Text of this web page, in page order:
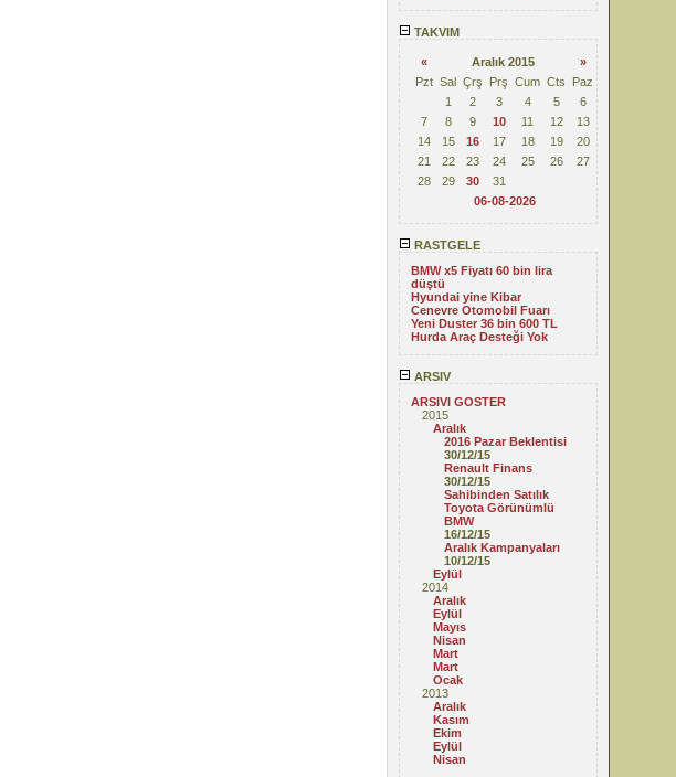
TAKVIM
« Aralık 2015
»
Pzt Sal Çrş Prş Cum Cts
Paz
1
2 3 4 5
6
7
8 9 10 11 12
13
14
15 16 17 18 19
20
21
22 23 24 25 26
27
28
29 30
31
06-08-2026
RASTGELE
BMW x5 Fiyatı 60 bin lira
düştü
Hyundai yine Kibar
Cenevre Otomobil Fuarı
Yeni Duster 36 bin 600 TL
Hurda Araç Desteği Yok
ARSIV
ARSIVI GOSTER
2015
Aralık
2016 Pazar Beklentisi
30/12/15
Renault Finans
30/12/15
Sahibinden Satılık
Toyota Görünümlü
BMW
16/12/15
Aralık Kampanyaları
10/12/15
Eylül
2014
Aralık
Eylül
Mayıs
Nisan
Mart
Mart
Ocak
2013
Aralık
Kasım
Ekim
Eylül
Nisan